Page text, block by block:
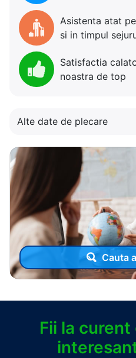
Asistenta atat
si in timpul
Satisfactia
noastra de top
Alte date de plecare
Cauta
Fii la